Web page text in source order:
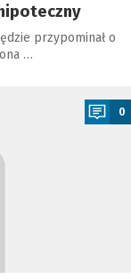
przypominał o
…
0